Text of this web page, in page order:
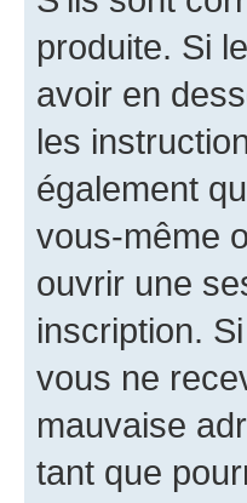
produite. Si
avoir en
les
également
vous-même
ouvrir une
inscription.
vous ne
mauvaise
tant que